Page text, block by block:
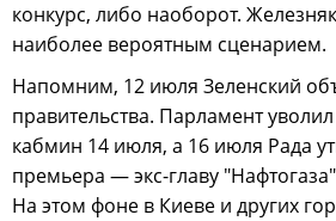
конкурс, либо наоборот.
наиболее вероятным сценарием.
Напомним, 12 июля Зеленский
правительства. Парламент
кабмин 14 июля, а 16 июля Рада
премьера — экс-главу
На этом фоне в Киеве и других